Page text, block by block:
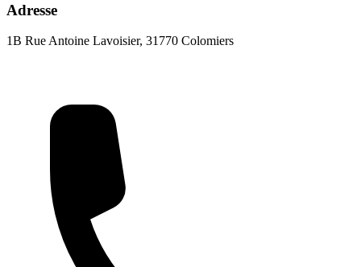
Adresse
1B Rue Antoine Lavoisier, 31770 Colomiers